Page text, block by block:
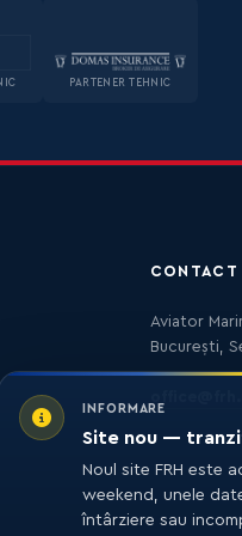
PARTENER TEHNIC
INFORMARE
Site nou —
Noul site FRH este
weekend, unele
întârziere sau
CONTACT
Aviator
București,